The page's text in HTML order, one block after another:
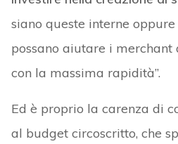
siano queste interne
possano aiutare i
con la massima rapidità”.
Ed è proprio la carenza di
al budget circoscritto, che